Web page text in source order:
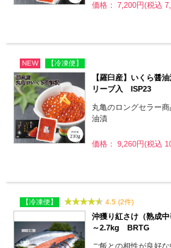
価格： 7,200円(税込
NEW 【冷凍便】
【羅臼産】いくら
リーブ入 ISP23
丸亀のロングセラー
油漬
価格： 9,260円(税込
【冷凍便】 4.5 (2件)
沖獲り紅さけ（熟成
～2.7kg BRTG
ご飯との相性が良好